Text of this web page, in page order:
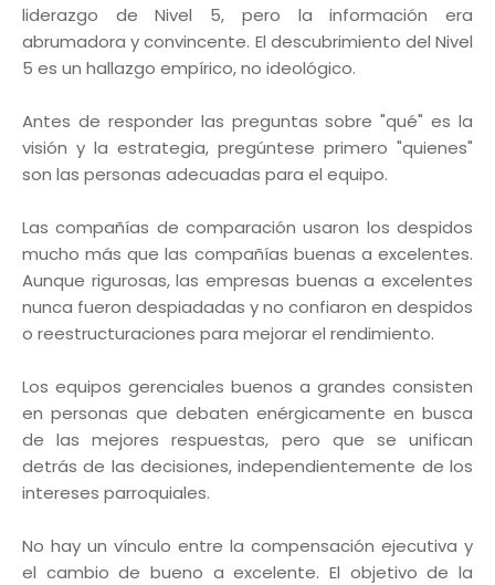
liderazgo de Nivel 5, pero la información era
abrumadora y convincente. El descubrimiento del Nivel
5 es un hallazgo empírico, no ideológico.
Antes de responder las preguntas sobre "qué" es la
visión y la estrategia, pregúntese primero "quienes"
son las personas adecuadas para el equipo.
Las compañías de comparación usaron los despidos
mucho más que las compañías buenas a excelentes.
Aunque rigurosas, las empresas buenas a excelentes
nunca fueron despiadadas y no confiaron en despidos
o reestructuraciones para mejorar el rendimiento.
Los equipos gerenciales buenos a grandes consisten
en personas que debaten enérgicamente en busca
de las mejores respuestas, pero que se unifican
detrás de las decisiones, independientemente de los
intereses parroquiales.
No hay un vínculo entre la compensación ejecutiva y
el cambio de bueno a excelente. El objetivo de la